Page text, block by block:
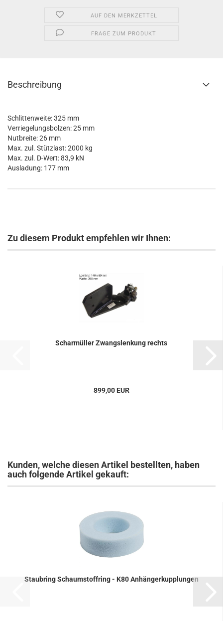
AUF DEN MERKZETTEL
FRAGE ZUM PRODUKT
Beschreibung
Schlittenweite: 325 mm
Verriegelungsbolzen: 25 mm
Nutbreite: 26 mm
Max. zul. Stützlast: 2000 kg
Max. zul. D-Wert: 83,9 kN
Ausladung: 177 mm
Zu diesem Produkt empfehlen wir Ihnen:
Schar­mül­ler Zwangs­len­kung rechts
899,00 EUR
Kunden, welche diesen Artikel bestellten, haben
auch folgende Artikel gekauft:
Staub­ring Schaum­stoff­ring - K80 An­hän­ger­kupp­lun­gen